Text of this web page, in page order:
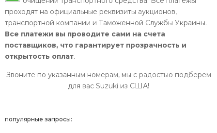
проходят на официальные реквизиты аукционов,
транспортной компании и Таможенной Службы Украины.
Все платежи вы проводите сами на счета
поставщиков, что гарантирует прозрачность и
открытость оплат.
Звоните по указанным номерам, мы с радостью подберем
для вас Suzuki из США!
популярные запросы: